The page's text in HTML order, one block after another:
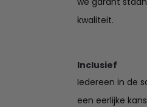
kwaliteit.
Inclusief
Iedereen in de
een eerlijke